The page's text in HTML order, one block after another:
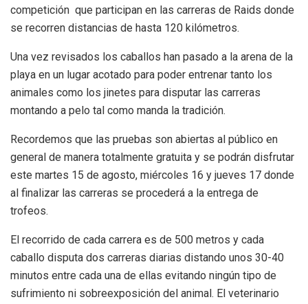
competición que participan en las carreras de Raids donde
se recorren distancias de hasta 120 kilómetros.
Una vez revisados los caballos han pasado a la arena de la
playa en un lugar acotado para poder entrenar tanto los
animales como los jinetes para disputar las carreras
montando a pelo tal como manda la tradición.
Recordemos que las pruebas son abiertas al público en
general de manera totalmente gratuita y se podrán disfrutar
este martes 15 de agosto, miércoles 16 y jueves 17 donde
al finalizar las carreras se procederá a la entrega de
trofeos.
El recorrido de cada carrera es de 500 metros y cada
caballo disputa dos carreras diarias distando unos 30-40
minutos entre cada una de ellas evitando ningún tipo de
sufrimiento ni sobreexposición del animal. El veterinario